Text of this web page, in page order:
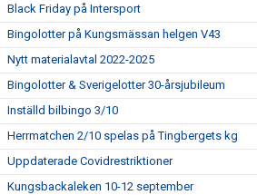
Black Friday på Intersport
Bingolotter på Kungsmässan helgen V43
Nytt materialavtal 2022-2025
Bingolotter & Sverigelotter 30-årsjubileum
Inställd bilbingo 3/10
Herrmatchen 2/10 spelas på Tingbergets kg
Uppdaterade Covidrestriktioner
Kungsbackaleken 10-12 september